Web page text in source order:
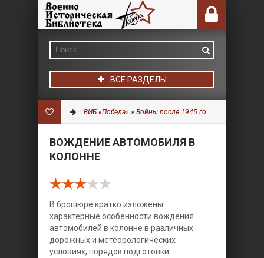
ВСЕ РАЗДЕЛЫ
ВИБ «Победа» » Войны после 1945 года
ВОЖДЕНИЕ АВТОМОБИЛЯ В
КОЛОННЕ
В брошюре кратко изложены
характерные особенности вождения
автомобилей в колонне в различных
дорожных и метеорологических
условиях, порядок подготовки